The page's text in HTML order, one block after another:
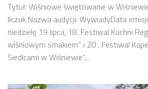
Tytuł: Wiśniowe świętowanie w
Ilczuk Nazwa audycji: WywiadyData
niedzielę 19 lipca, 18. Festiwal Kuchni
wiśniowym smakiem” i 20 . Festiwal
Siedlcami w Wiśniewie”,...